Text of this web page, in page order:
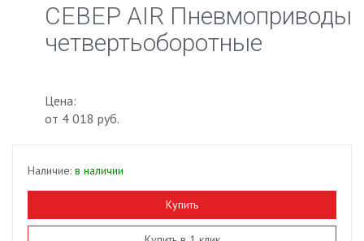
СЕВЕР AIR Пневмоприводы
четвертьоборотныe
Цена:
от 4 018 руб.
Наличие: в наличии
Купить